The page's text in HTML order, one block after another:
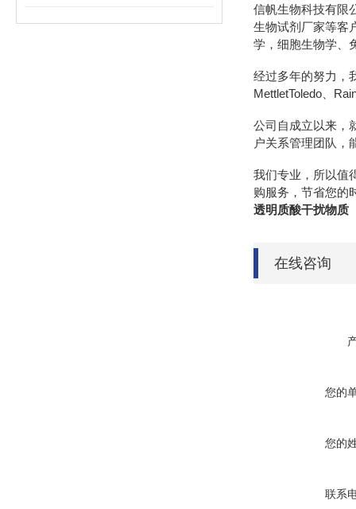
信帆生物科技有限
生物试剂厂家等客
学，细胞生物学、
经过多年的努力，
MettletToledo、
公司自成立以来，
户关系管理团队，
我们专业，所以值
购服务，节省您的
透明质酸干扰物质
在线咨询
您的
您的
联系